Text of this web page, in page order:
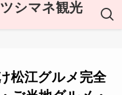
シマネ観光
松江グルメ完全